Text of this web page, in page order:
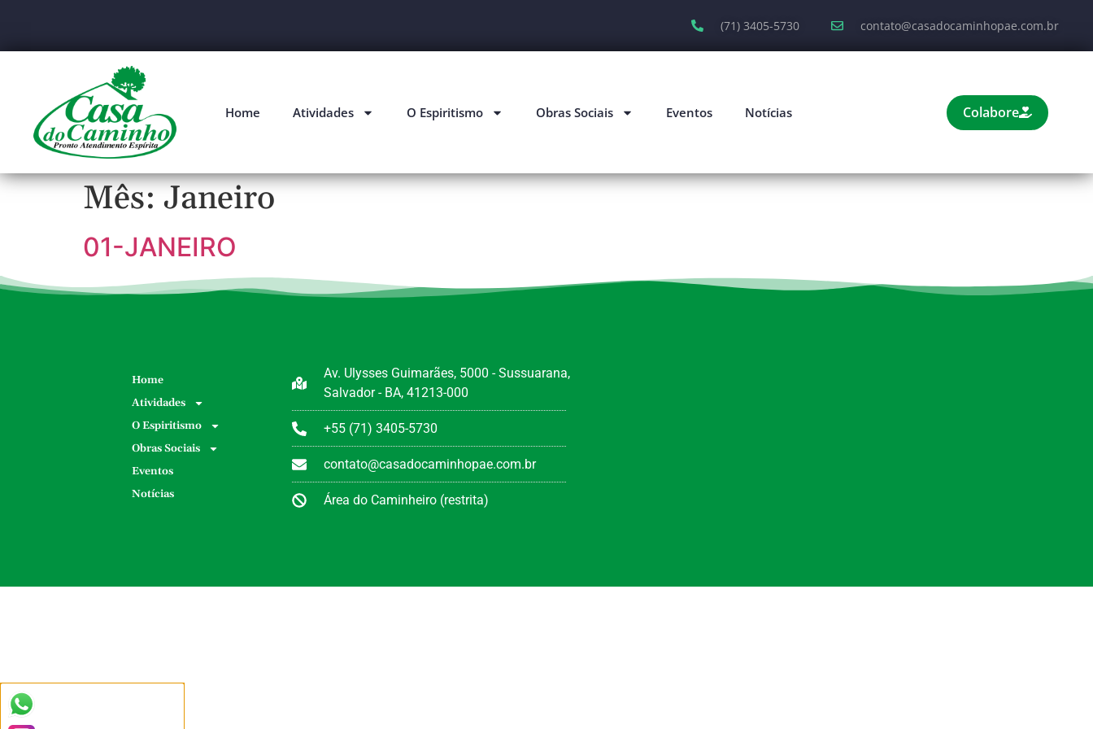
(71) 3405-5730 contato@casadocaminhopae.com.br
Home Atividades O Espiritismo Obras Sociais Eventos Notícias Colabore
Mês:Janeiro
01-JANEIRO
Home
Atividades
O Espiritismo
Obras Sociais
Eventos
Notícias
Av. Ulysses Guimarães, 5000 - Sussuarana,
Salvador - BA, 41213-000
+55 (71) 3405-5730
contato@casadocaminhopae.com.br
Área do Caminheiro (restrita)